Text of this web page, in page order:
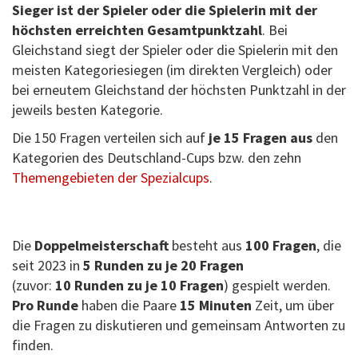
Sieger ist der Spieler oder die Spielerin mit der
höchsten erreichten Gesamtpunktzahl. Bei
Gleichstand siegt der Spieler oder die Spielerin mit den
meisten Kategoriesiegen (im direkten Vergleich) oder
bei erneutem Gleichstand der höchsten Punktzahl in der
jeweils besten Kategorie.
Die 150 Fragen verteilen sich auf je 15 Fragen aus den
Kategorien des Deutschland-Cups bzw. den zehn
Themengebieten der Spezialcups.
Die Doppelmeisterschaft besteht aus 100 Fragen, die
seit 2023 in 5 Runden zu je 20 Fragen
(zuvor: 10 Runden zu je 10 Fragen) gespielt werden.
Pro Runde haben die Paare 15 Minuten Zeit, um über
die Fragen zu diskutieren und gemeinsam Antworten zu
finden.